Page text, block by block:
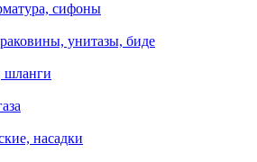
сифоны
унитазы, биде
шланги
насадки